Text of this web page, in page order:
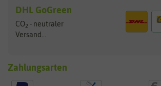
DHL GoGreen
CO2 - neutraler
Versand...
Zahlungsarten